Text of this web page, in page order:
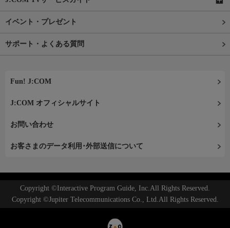
イベント・プレゼント
サポート・よくある質問
Fun! J:COM
J:COM オフィシャルサイト
お問い合わせ
お客さまのデータ利用･外部送信について
Copyright ©Interactive Program Guide, Inc.All Rights Reserved.
Copyright ©Jupiter Telecommunications Co., Ltd.All Rights Reserved.